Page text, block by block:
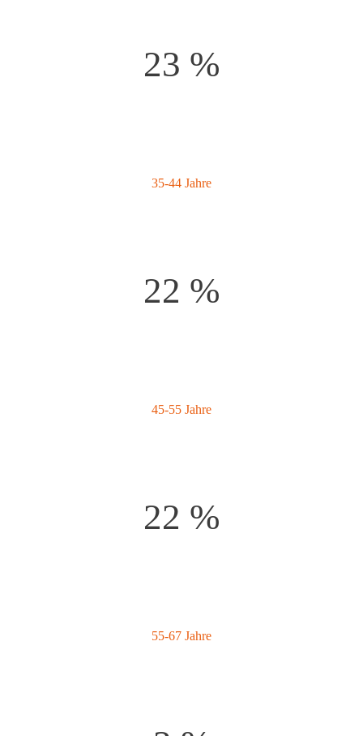
23 %
35-44 Jahre
22 %
45-55 Jahre
22 %
55-67 Jahre